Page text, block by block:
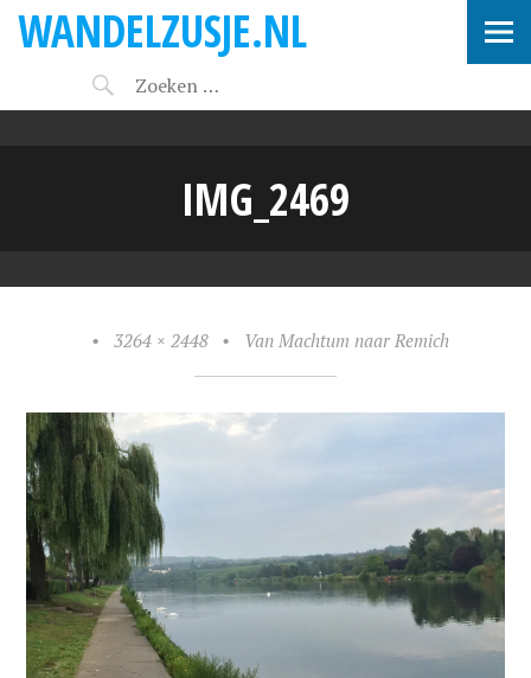
WANDELZUSJE.NL
IMG_2469
• 3264 × 2448 • Van Machtum naar Remich